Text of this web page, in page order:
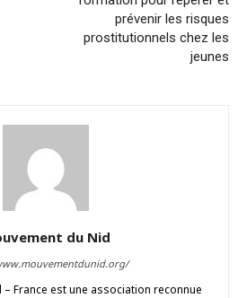
prévenir les risques
prostitutionnels chez les
jeunes
du Nid
France est une association reconnue